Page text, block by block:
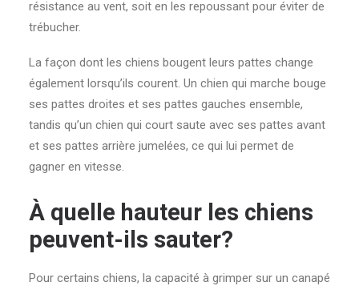
résistance au vent, soit en les repoussant pour éviter de
trébucher.
La façon dont les chiens bougent leurs pattes change
également lorsqu’ils courent. Un chien qui marche bouge
ses pattes droites et ses pattes gauches ensemble,
tandis qu’un chien qui court saute avec ses pattes avant
et ses pattes arrière jumelées, ce qui lui permet de
gagner en vitesse.
À quelle hauteur les chiens
peuvent-ils sauter?
Pour certains chiens, la capacité à grimper sur un canapé